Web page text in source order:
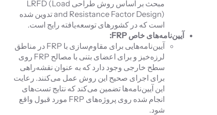
مبحث بر اساس روش طراحی LRFD (Load
and Resistance Factor Design) تدوین شده
است که در کشورهای توسعه‌یافته رایج است.
آیین‌نامه‌های خاص FRP
:
آیین‌نامه‌هایی برای مقاوم‌سازی با FRP در مناطق
لرزه‌خیز و برای اعضای بتنی با مصالح FRP روی
سطح خارجی وجود دارد که به عنوان نقشه‌راهی
برای اجرای صحیح این روش عمل می‌کنند. رعایت
این آیین‌نامه‌ها تضمین می‌کند که نتایج تست‌های
انجام شده روی پروژه‌های FRP مورد قبول واقع
شود.